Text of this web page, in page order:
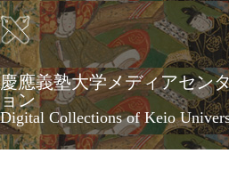
メ
イ
ン
コ
ン
テ
ン
ツ
に
慶應義塾大学メディアセン
ョン
Digital Collections of Keio